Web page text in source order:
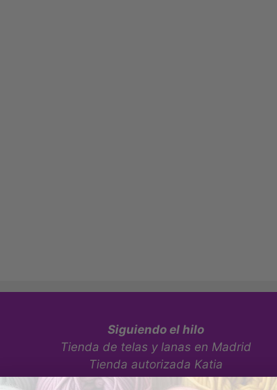
Siguiendo el hilo
Tienda de telas y lanas en Madrid
Tienda autorizada Katia